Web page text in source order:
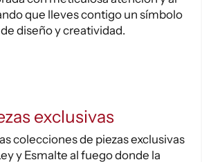
que lleves contigo un símbolo
diseño y creatividad.
exclusivas
colecciones de piezas exclusivas
y Esmalte al fuego donde la